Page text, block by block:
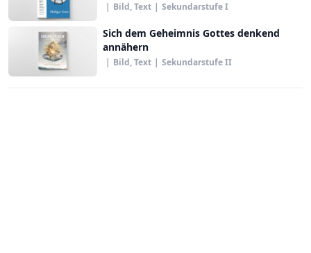
| Bild, Text | Sekundarstufe I
Sich dem Geheimnis Gottes denkend
annähern
| Bild, Text | Sekundarstufe II